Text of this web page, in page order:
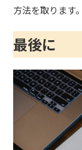
方法を取ります。
最後に